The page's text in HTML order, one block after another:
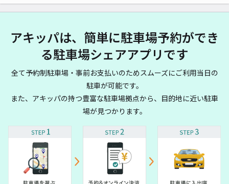
アキッパは、簡単に駐車場予約ができ
る駐車場シェアアプリです
全て予約制駐車場・事前お支払いのためスムーズにご利用当日の
駐車が可能です。
また、アキッパの持つ豊富な駐車場拠点から、目的地に近い駐車
場が見つかります。